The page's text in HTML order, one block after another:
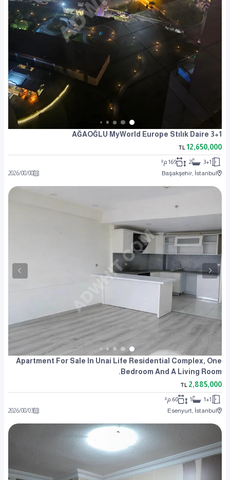
AĞAOĞLU MyWorld Europe Stılık Daire 3+1
12,650,000
TL
3+1
2
169 م²
Başakşehir, İstanbul
2026/08/08
Apartment For Sale In Unai Life Residential Complex, One
Bedroom And A Living Room.
2,885,000
TL
1+1
1
60 م²
Esenyurt, İstanbul
2026/08/03